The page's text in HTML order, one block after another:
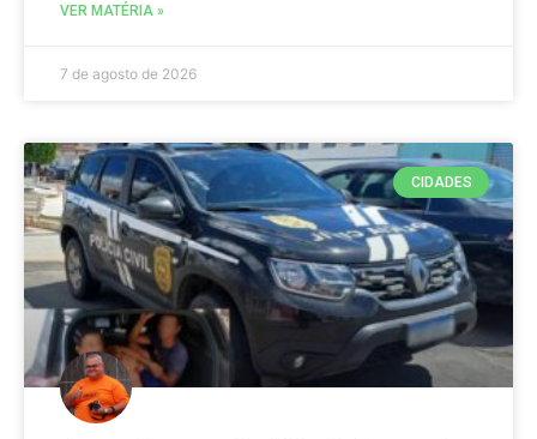
VER MATÉRIA »
7 de agosto de 2026
CIDADES